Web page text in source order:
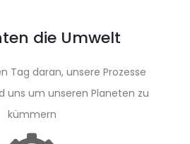
die Umwelt
Tag daran, unsere Prozesse
uns um unseren Planeten zu
kümmern